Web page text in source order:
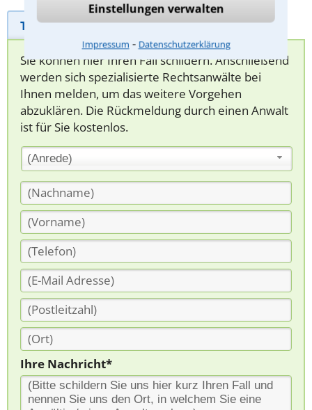
Einstellungen verwalten
Impressum ⁃ Datenschutzerklärung
Telefonhilfe Beratungsanfrage
Sie können hier Ihren Fall schildern. Anschließend
werden sich spezialisierte Rechtsanwälte bei
Ihnen melden, um das weitere Vorgehen
abzuklären. Die Rückmeldung durch einen Anwalt
ist für Sie kostenlos.
(Anrede)
Ihre Nachricht*